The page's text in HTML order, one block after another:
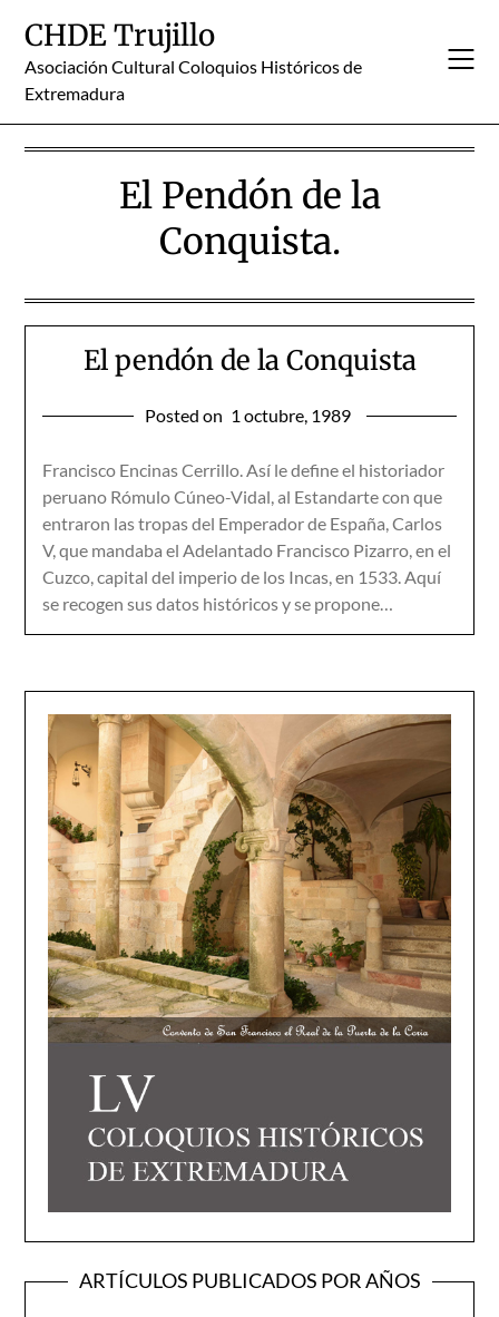
content
CHDE Trujillo
Asociación Cultural Coloquios Históricos de
Extremadura
El Pendón de la
Conquista.
El pendón de la Conquista
Posted on 1 octubre, 1989
Francisco Encinas Cerrillo. Así le define el historiador
peruano Rómulo Cúneo-Vidal, al Estandarte con que
entraron las tropas del Emperador de España, Carlos
V, que man­daba el Adelantado Francisco Pizarro, en el
Cuzco, capital del imperio de los Incas, en 1533. Aquí
se recogen sus datos históricos y se propone…
ARTÍCULOS PUBLICADOS POR AÑOS